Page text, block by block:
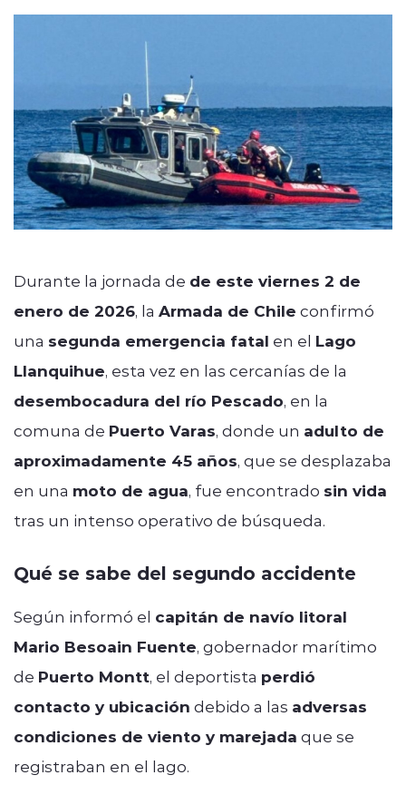
Durante la jornada de de este viernes 2 de
enero de 2026, la Armada de Chile confirmó
una segunda emergencia fatal en el Lago
Llanquihue, esta vez en las cercanías de la
desembocadura del río Pescado, en la
comuna de Puerto Varas, donde un adulto de
aproximadamente 45 años, que se desplazaba
en una moto de agua, fue encontrado sin vida
tras un intenso operativo de búsqueda.
Qué se sabe del segundo accidente
Según informó el capitán de navío litoral
Mario Besoain Fuente, gobernador marítimo
de Puerto Montt, el deportista perdió
contacto y ubicación debido a las adversas
condiciones de viento y marejada que se
registraban en el lago.